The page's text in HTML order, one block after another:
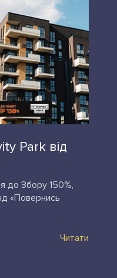
Park від
до Збору 150%,
«Повернись
Читати